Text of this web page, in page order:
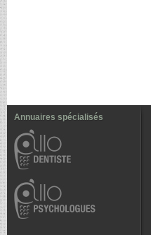
Annuaires spécialisés